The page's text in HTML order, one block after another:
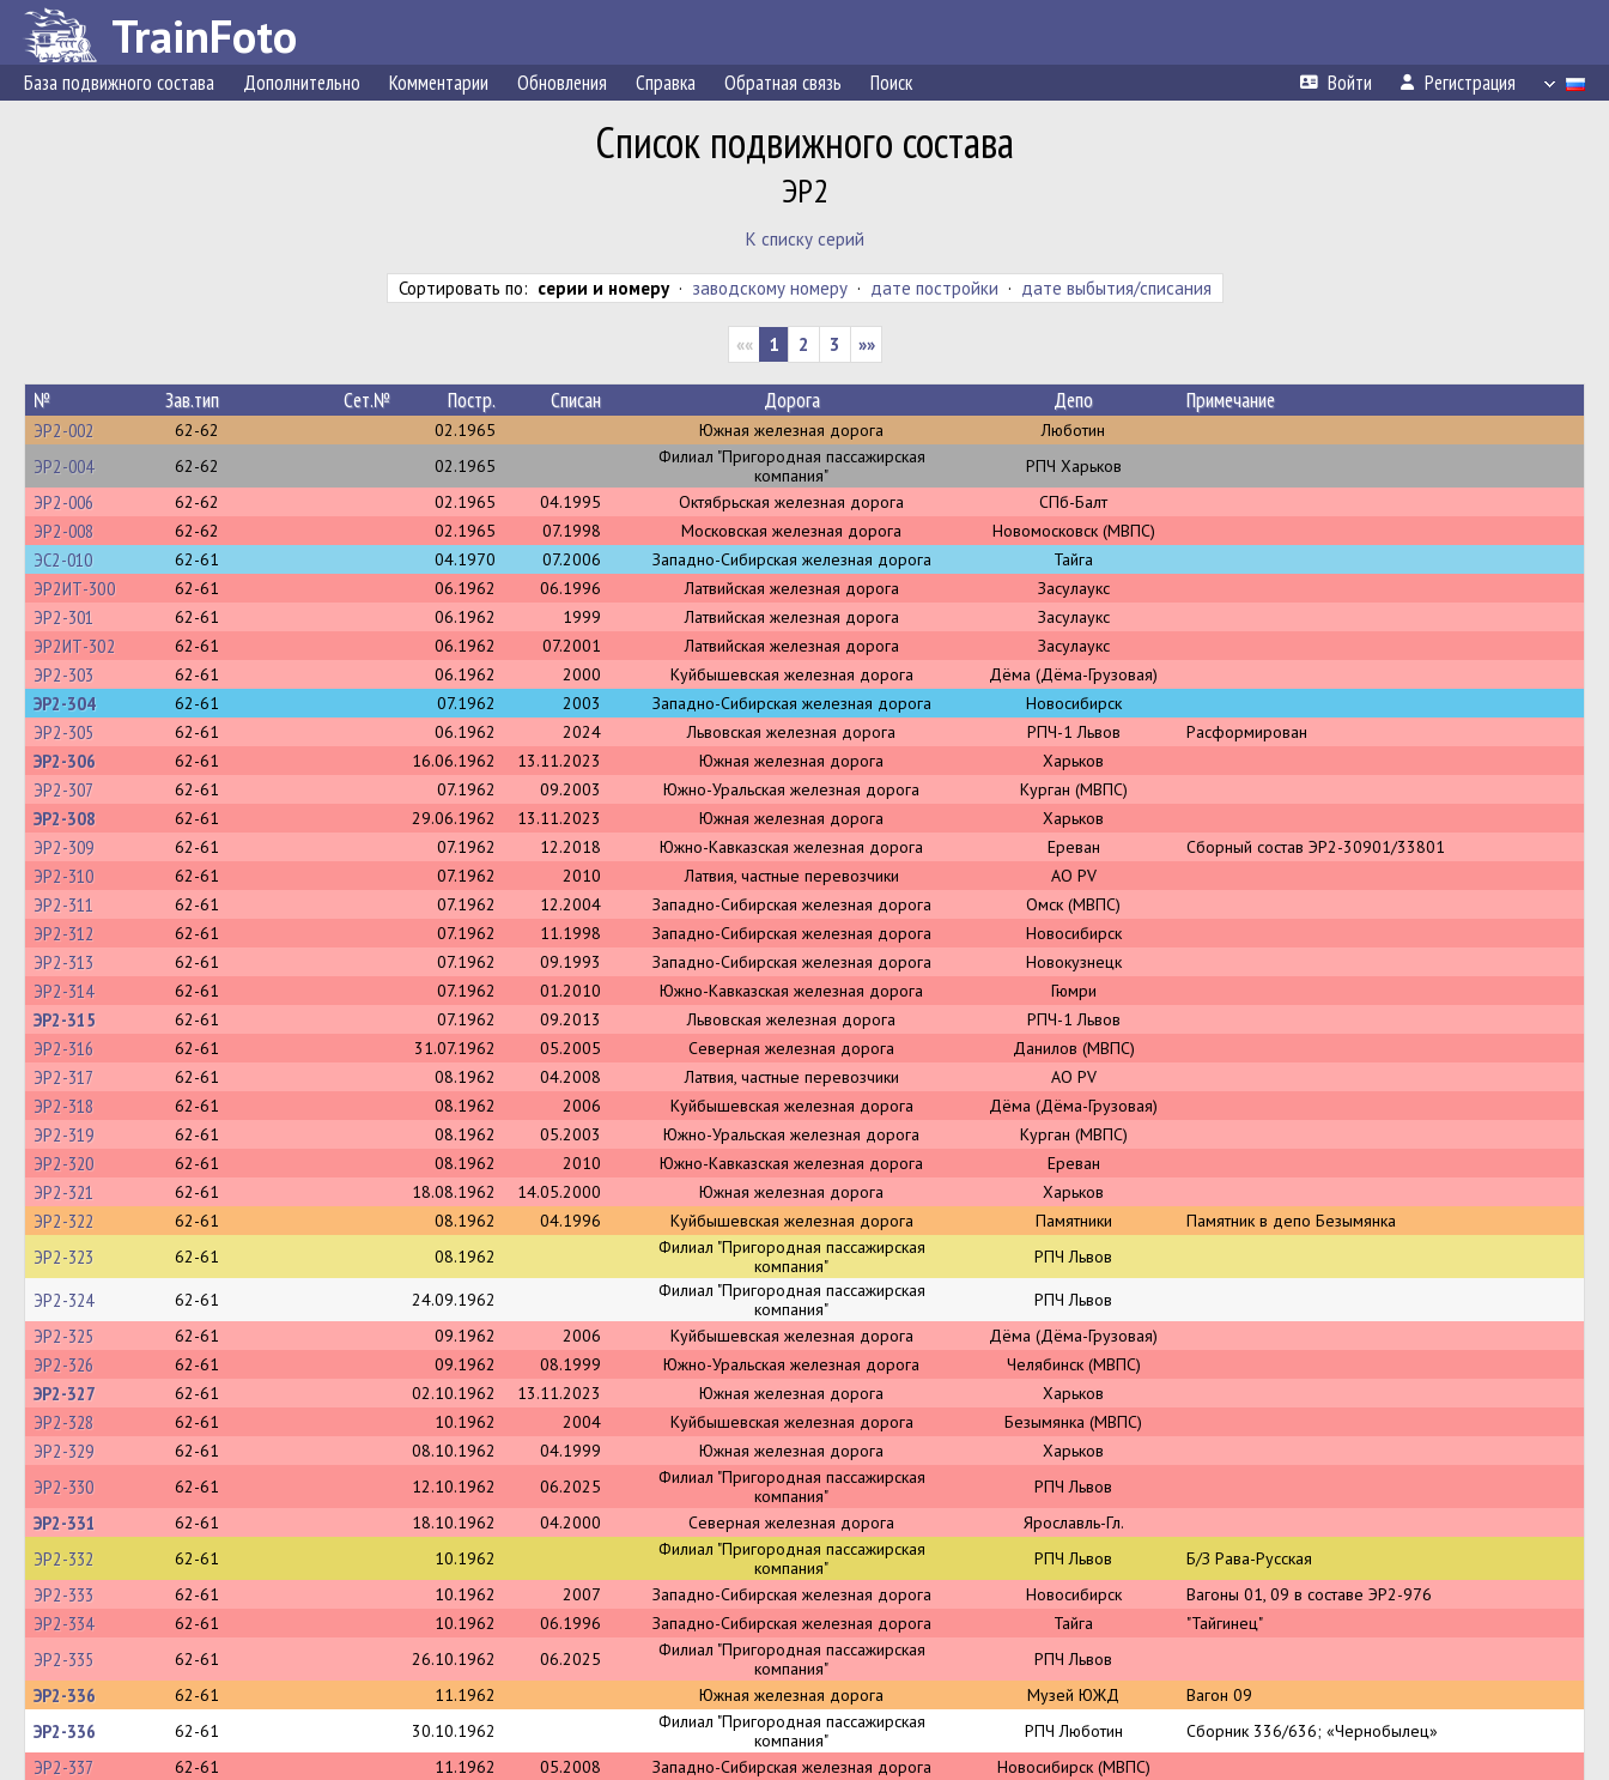
TrainFoto
База подвижного состава Дополнительно Комментарии Обновления Справка Обратная связь Поиск Войти Регистрация
Список подвижного состава
ЭР2
К списку серий
Сортировать по: серии и номеру· заводскому номеру· дате постройки · дате выбытия/списания
«« 1 2 3 »»
№ Зав.тип Сет.№ Постр. Списан Дорога Депо Примечание
ЭР2-002 62-62 02.1965 Южная железная дорога Люботин
ЭР2-004 62-62 02.1965
Филиал "Пригородная пассажирская
компания"
РПЧ Харьков
ЭР2-006 62-62 02.1965 04.1995 Октябрьская железная дорога СПб-Балт
ЭР2-008 62-62 02.1965 07.1998 Московская железная дорога Новомосковск (МВПС)
ЭС2-010 62-61 04.1970 07.2006 Западно-Сибирская железная дорога Тайга
ЭР2ИТ-300 62-61 06.1962 06.1996 Латвийская железная дорога Засулаукс
ЭР2-301 62-61 06.1962 1999 Латвийская железная дорога Засулаукс
ЭР2ИТ-302 62-61 06.1962 07.2001 Латвийская железная дорога Засулаукс
ЭР2-303 62-61 06.1962 2000 Куйбышевская железная дорога Дёма (Дёма-Грузовая)
ЭР2-304 62-61 07.1962 2003 Западно-Сибирская железная дорога Новосибирск
ЭР2-305 62-61 06.1962 2024 Львовская железная дорога РПЧ-1 Львов Расформирован
ЭР2-306 62-61 16.06.1962 13.11.2023 Южная железная дорога Харьков
ЭР2-307 62-61 07.1962 09.2003 Южно-Уральская железная дорога Курган (МВПС)
ЭР2-308 62-61 29.06.1962 13.11.2023 Южная железная дорога Харьков
ЭР2-309 62-61 07.1962 12.2018 Южно-Кавказская железная дорога Ереван Сборный состав ЭР2-30901/33801
ЭР2-310 62-61 07.1962 2010 Латвия, частные перевозчики АО PV
ЭР2-311 62-61 07.1962 12.2004 Западно-Сибирская железная дорога Омск (МВПС)
ЭР2-312 62-61 07.1962 11.1998 Западно-Сибирская железная дорога Новосибирск
ЭР2-313 62-61 07.1962 09.1993 Западно-Сибирская железная дорога Новокузнецк
ЭР2-314 62-61 07.1962 01.2010 Южно-Кавказская железная дорога Гюмри
ЭР2-315 62-61 07.1962 09.2013 Львовская железная дорога РПЧ-1 Львов
ЭР2-316 62-61 31.07.1962 05.2005 Северная железная дорога Данилов (МВПС)
ЭР2-317 62-61 08.1962 04.2008 Латвия, частные перевозчики АО PV
ЭР2-318 62-61 08.1962 2006 Куйбышевская железная дорога Дёма (Дёма-Грузовая)
ЭР2-319 62-61 08.1962 05.2003 Южно-Уральская железная дорога Курган (МВПС)
ЭР2-320 62-61 08.1962 2010 Южно-Кавказская железная дорога Ереван
ЭР2-321 62-61 18.08.1962 14.05.2000 Южная железная дорога Харьков
ЭР2-322 62-61 08.1962 04.1996 Куйбышевская железная дорога Памятники Памятник в депо Безымянка
ЭР2-323 62-61 08.1962
Филиал "Пригородная пассажирская
компания"
РПЧ Львов
ЭР2-324 62-61 24.09.1962
Филиал "Пригородная пассажирская
компания"
РПЧ Львов
ЭР2-325 62-61 09.1962 2006 Куйбышевская железная дорога Дёма (Дёма-Грузовая)
ЭР2-326 62-61 09.1962 08.1999 Южно-Уральская железная дорога Челябинск (МВПС)
ЭР2-327 62-61 02.10.1962 13.11.2023 Южная железная дорога Харьков
ЭР2-328 62-61 10.1962 2004 Куйбышевская железная дорога Безымянка (МВПС)
ЭР2-329 62-61 08.10.1962 04.1999 Южная железная дорога Харьков
ЭР2-330 62-61 12.10.1962 06.2025
Филиал "Пригородная пассажирская
компания"
РПЧ Львов
ЭР2-331 62-61 18.10.1962 04.2000 Северная железная дорога Ярославль-Гл.
ЭР2-332 62-61 10.1962
Филиал "Пригородная пассажирская
компания"
РПЧ Львов Б/З Рава-Русская
ЭР2-333 62-61 10.1962 2007 Западно-Сибирская железная дорога Новосибирск Вагоны 01, 09 в составе ЭР2-976
ЭР2-334 62-61 10.1962 06.1996 Западно-Сибирская железная дорога Тайга "Тайгинец"
ЭР2-335 62-61 26.10.1962 06.2025
Филиал "Пригородная пассажирская
компания"
РПЧ Львов
ЭР2-336 62-61 11.1962 Южная железная дорога Музей ЮЖД Вагон 09
ЭР2-336 62-61 30.10.1962
Филиал "Пригородная пассажирская
компания"
РПЧ Люботин Сборник 336/636; «Чернобылец»
ЭР2-337 62-61 11.1962 05.2008 Западно-Сибирская железная дорога Новосибирск (МВПС)